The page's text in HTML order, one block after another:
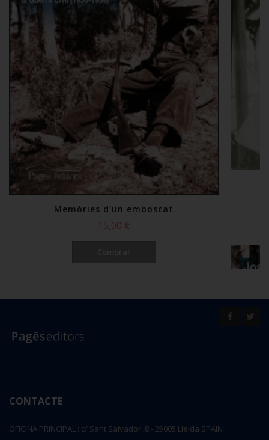
Memòries d'un emboscat
15,00 €
CONTACTE
OFICINA PRINCIPAL : c/ Sant Salvador, 8 - 25005 Lleida SPAIN